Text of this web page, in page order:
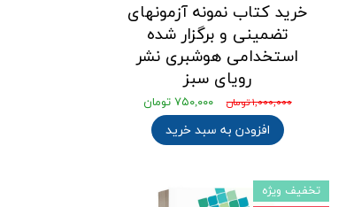
خرید کتاب نمونه آزمونهای
تضمینی و برگزار شده
استخدامی هوشبری نشر
رویای سبز
۱,۰۰۰,۰۰۰ تومان ۷۵۰,۰۰۰ تومان
افزودن به سبد خرید
تخفیف ویژه